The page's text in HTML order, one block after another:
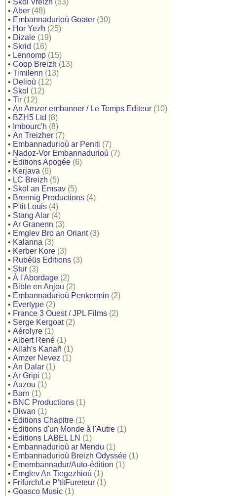
• Skol Vreizh (53)
• Aber (48)
• Embannadurioù Goater (30)
• Hor Yezh (25)
• Dizale (19)
• Skrid (16)
• Lennomp (15)
• Coop Breizh (13)
• Timilenn (13)
• Delioù (12)
• Skol (12)
• Tir (12)
• An Amzer embanner / Le Temps Editeur (10)
• BZH5 Ltd (8)
• Imbourc'h (8)
• An Treizher (7)
• Embannadurioù ar Peniti (7)
• Nadoz-Vor Embannadurioù (7)
• Éditions Apogée (6)
• Kerjava (6)
• LC Breizh (5)
• Skol an Emsav (5)
• Brennig Productions (4)
• P'tit Louis (4)
• Stang Alar (4)
• Ar Granenn (3)
• Emglev Bro an Oriant (3)
• Kalanna (3)
• Kerber Kore (3)
• Rubéüs Editions (3)
• Stur (3)
• À l'Abordage (2)
• Bible en Anjou (2)
• Embannadurioù Penkermin (2)
• Evertype (2)
• France 3 Ouest / JPL Films (2)
• Serge Kergoat (2)
• Aérolyre (1)
• Albert René (1)
• Allah's Kanañ (1)
• Amzer Nevez (1)
• An Dalar (1)
• Ar Gripi (1)
• Auzou (1)
• Barn (1)
• BNC Productions (1)
• Diwan (1)
• Éditions Chapitre (1)
• Éditions d'un Monde à l'Autre (1)
• Éditions LABEL LN (1)
• Embannadurioù ar Mendu (1)
• Embannadurioù Breizh Odyssée (1)
• Emembannadur/Auto-édition (1)
• Emglev An Tiegezhioù (1)
• Frifurch/Le P'titFureteur (1)
• Goasco Music (1)